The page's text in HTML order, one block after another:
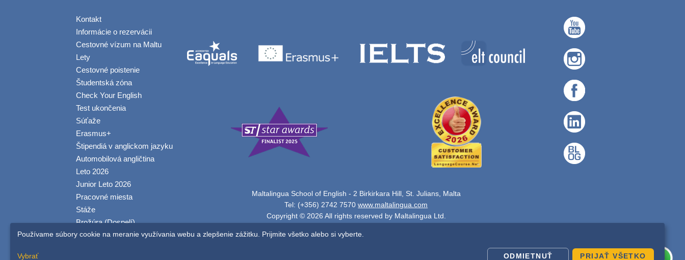
Kontakt
Informácie o rezervácii
Cestovné vízum na Maltu
Lety
Cestovné poistenie
Študentská zóna
Check Your English
Test ukončenia
Súťaže
Erasmus+
Štipendiá v anglickom jazyku
Automobilová angličtina
Leto 2026
Junior Leto 2026
Pracovné miesta
Stáže
Brožúra (Dospelí)
Brožúra (Mladší)
Maltalingua School of English - 2 Birkirkara Hill, St. Julians, Malta
Tel: (+356) 2742 7570www.maltalingua.com
Copyright © 2026 All rights reserved by Maltalingua Ltd.
Používame súbory cookie na meranie využívania webu a zlepšenie zážitku. Prijmite všetko alebo si vyberte.
Vybrať ODMIETNUŤ PRIJAŤ VŠETKO